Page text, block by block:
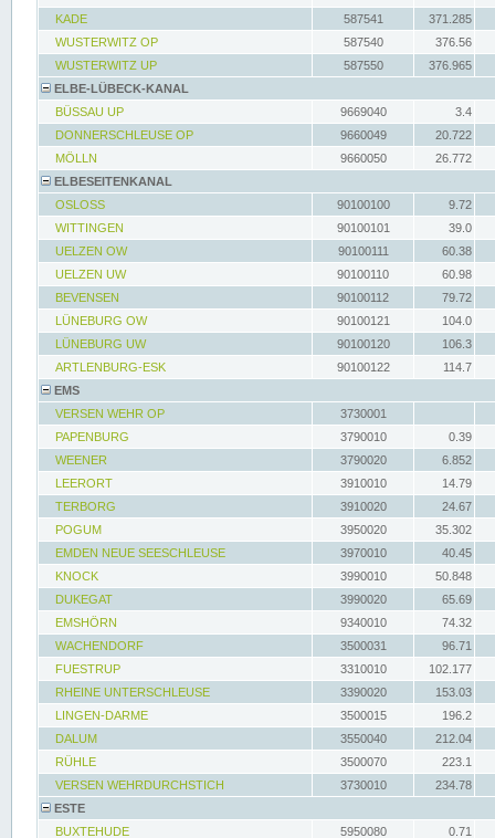
KADE
587541
371.285
WUSTERWITZ OP
587540
376.56
WUSTERWITZ UP
587550
376.965
ELBE-LÜBECK-KANAL
BÜSSAU UP
9669040
3.4
DONNERSCHLEUSE OP
9660049
20.722
MÖLLN
9660050
26.772
ELBESEITENKANAL
OSLOSS
90100100
9.72
WITTINGEN
90100101
39.0
UELZEN OW
90100111
60.38
UELZEN UW
90100110
60.98
BEVENSEN
90100112
79.72
LÜNEBURG OW
90100121
104.0
LÜNEBURG UW
90100120
106.3
ARTLENBURG-ESK
90100122
114.7
EMS
VERSEN WEHR OP
3730001
PAPENBURG
3790010
0.39
WEENER
3790020
6.852
LEERORT
3910010
14.79
TERBORG
3910020
24.67
POGUM
3950020
35.302
EMDEN NEUE SEESCHLEUSE
3970010
40.45
KNOCK
3990010
50.848
DUKEGAT
3990020
65.69
EMSHÖRN
9340010
74.32
WACHENDORF
3500031
96.71
FUESTRUP
3310010
102.177
RHEINE UNTERSCHLEUSE
3390020
153.03
LINGEN-DARME
3500015
196.2
DALUM
3550040
212.04
RÜHLE
3500070
223.1
VERSEN WEHRDURCHSTICH
3730010
234.78
ESTE
BUXTEHUDE
5950080
0.71